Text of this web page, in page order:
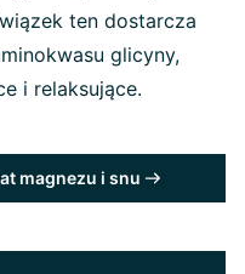
ten dostarcza
glicyny,
i relaksujące.
magnezu i snu